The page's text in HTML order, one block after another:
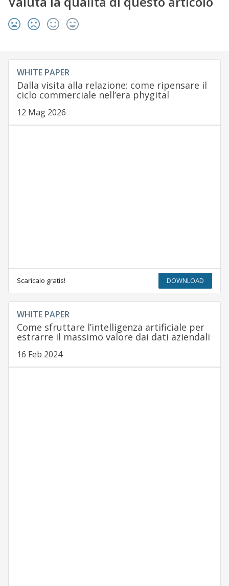
WHITE PAPER
Dalla visita alla relazione: come ripensare il
ciclo commerciale nell’era phygital
12 Mag 2026
Scaricalo gratis! DOWNLOAD
WHITE PAPER
Come sfruttare l’intelligenza artificiale per
estrarre il massimo valore dai dati aziendali
16 Feb 2024